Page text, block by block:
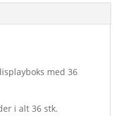
med 36
i alt 36 stk.